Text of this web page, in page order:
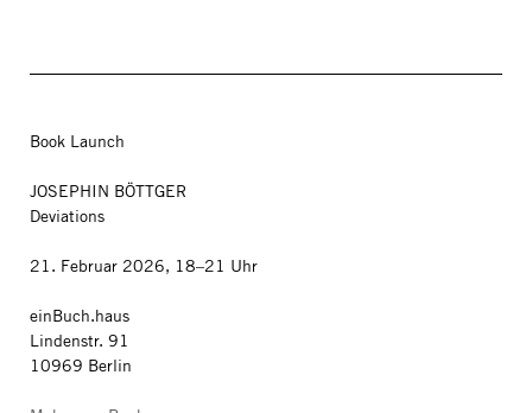
Book Launch
JOSEPHIN BÖTTGER
Deviations
21. Februar 2026, 18–21 Uhr
einBuch.haus
Lindenstr. 91
10969 Berlin